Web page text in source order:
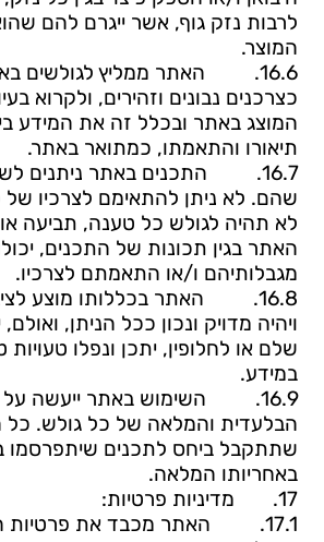
לרבות נזק גוף, אשר ייגרם להם
המוצר.
16.6.
האתר ממליץ לגולשים
כצרכנים נבונים וזהירים, ולקרוא
המוצג באתר ובכלל זה את המידע
תיאורו והתאמתו, כמתואר באתר.
16.7.
התכנים באתר ניתנים
שהם. לא ניתן להתאימם לצרכיו של
לא תהיה לגולש כל טענה, תביעה או
האתר בגין תכונות של התכנים,
מגבלותיהם ו/או התאמתם לצרכיו.
16.8.
האתר בכללותו מוצע
ויהיה מדויק ונכון ככל הניתן, ואולם,
שלם או לחלופין, יתכן ונפלו טעויות
במידע.
16.9.
השימוש באתר ייעשה על
הבלעדית והמלאה של כל גולש. כל
שתתקבל ביחס לתכנים שיתפרסמו
באחריותו המלאה.
17.
מדיניות פרטיות:
17.1.
האתר מכבד את פרטיות